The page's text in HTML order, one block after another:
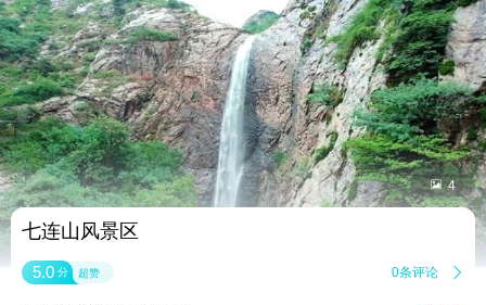
 4
七连山风景区
5.0 分 超赞 0条评论 
